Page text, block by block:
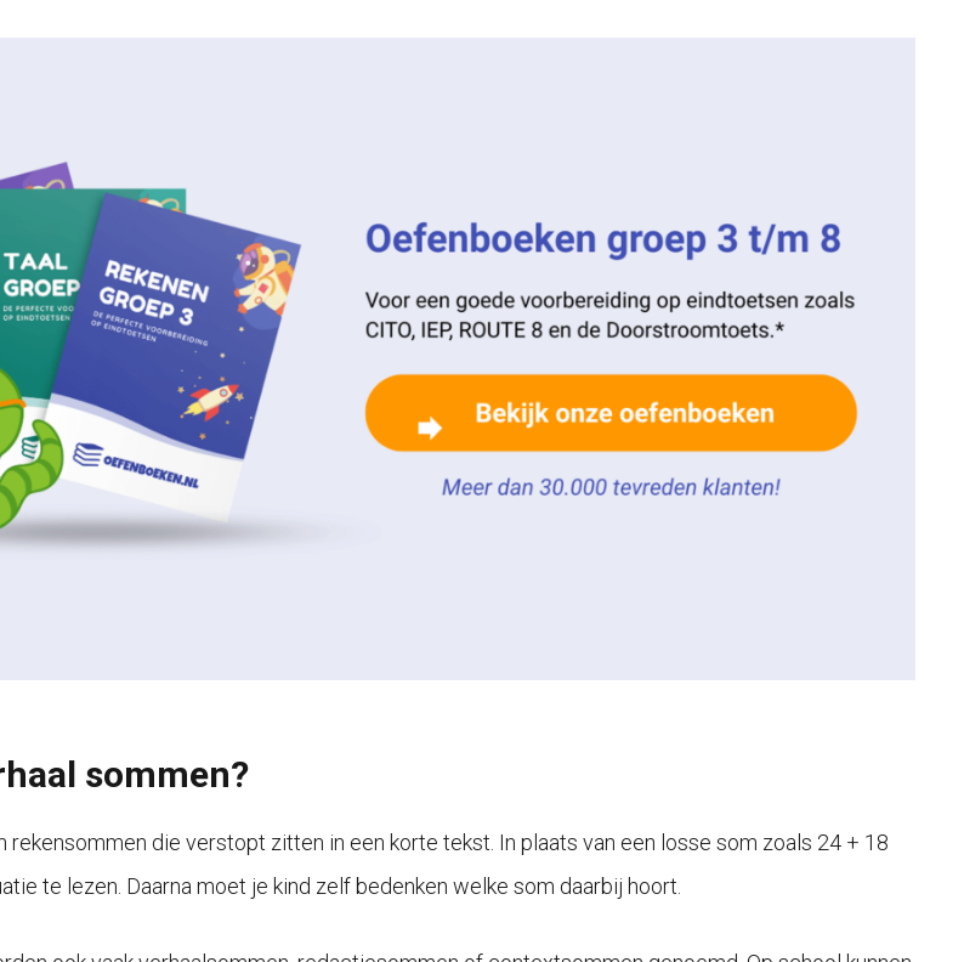
sommen?
rekensommen die verstopt zitten in een korte tekst. In plaats van een losse som zoals 24 + 18
te lezen. Daarna moet je kind zelf bedenken welke som daarbij hoort.